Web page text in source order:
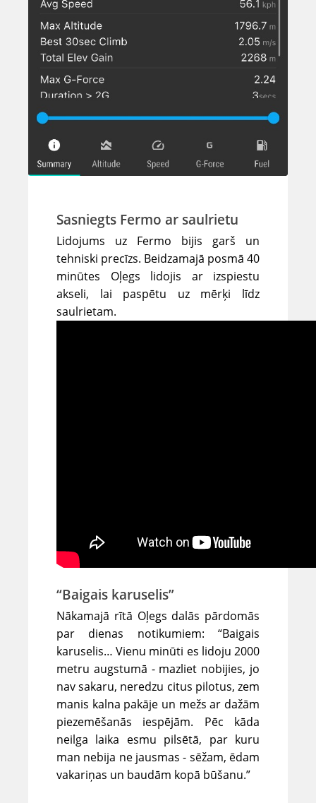
Sasniegts Fermo ar saulrietu
Lidojums uz Fermo bijis garš un
tehniski precīzs. Beidzamajā posmā 40
minūtes Oļegs lidojis ar izspiestu
akseli, lai paspētu uz mērķi līdz
saulrietam.
“Baigais karuselis”
Nākamajā rītā Oļegs dalās pārdomās
par dienas notikumiem: “Baigais
karuselis… Vienu minūti es lidoju 2000
metru augstumā - mazliet nobijies, jo
nav sakaru, neredzu citus pilotus, zem
manis kalna pakāje un mežs ar dažām
piezemēšanās iespējām. Pēc kāda
neilga laika esmu pilsētā, par kuru
man nebija ne jausmas - sēžam, ēdam
vakariņas un baudām kopā būšanu.”